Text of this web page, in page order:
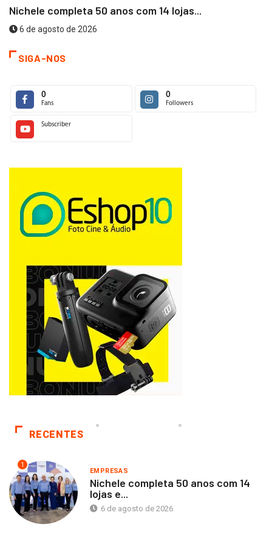
Nichele completa 50 anos com 14 lojas...
6 de agosto de 2026
SIGA-NOS
0
Fans
0
Followers
Subscriber
RECENTES
1
EMPRESAS
Nichele completa 50 anos com 14
lojas e...
6 de agosto de 2026